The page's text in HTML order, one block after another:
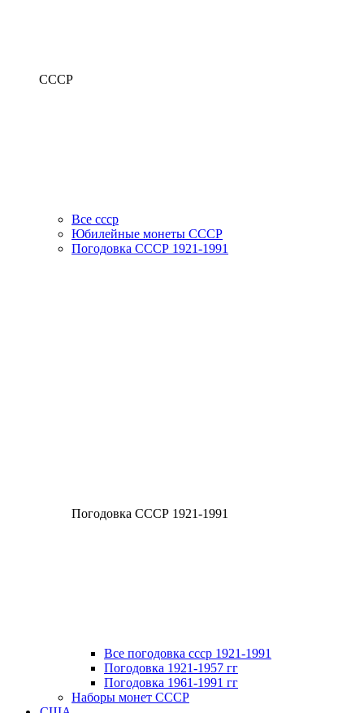
СССР
Все ссср
Юбилейные монеты СССР
Погодовка СССР 1921-1991
Погодовка СССР 1921-1991
Все погодовка ссср 1921-1991
Погодовка 1921-1957 гг
Погодовка 1961-1991 гг
Наборы монет СССР